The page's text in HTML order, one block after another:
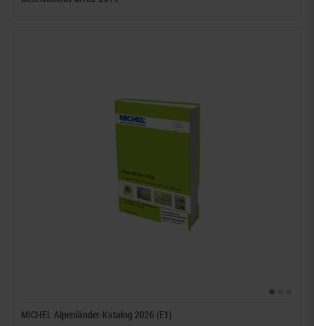
MICHEL Alpenländer-Katalog 2026 (E1)